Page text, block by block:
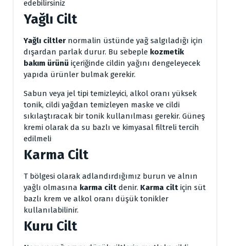
edebilirsiniz
Yağlı Cilt
Yağlı ciltler normalin üstünde yağ salgıladığı için
dışardan parlak durur. Bu sebeple kozmetik
bakım ürünü içeriğinde cildin yağını dengeleyecek
yapıda ürünler bulmak gerekir.
Sabun veya jel tipi temizleyici, alkol oranı yüksek
tonik, cildi yağdan temizleyen maske ve cildi
sıkılaştıracak bir tonik kullanılması gerekir. Güneş
kremi olarak da su bazlı ve kimyasal filtreli tercih
edilmeli
Karma Cilt
T bölgesi olarak adlandırdığımız burun ve alnın
yağlı olmasına karma cilt denir. Karma cilt için süt
bazlı krem ve alkol oranı düşük tonikler
kullanılabilinir.
Kuru Cilt